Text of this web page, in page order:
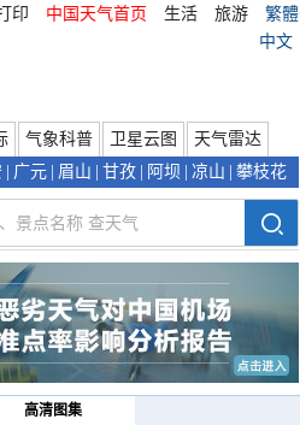
印 中国天气首页 生活 旅游
繁體
中文
气象科普 卫星云图
天气雷达
广元 眉山 甘孜 阿坝 凉山 攀枝花
高清图集